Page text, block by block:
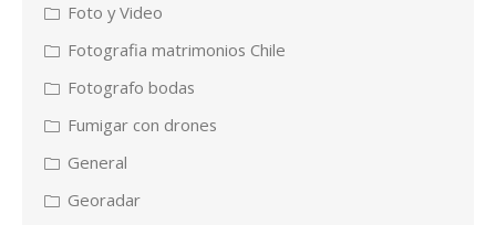
Foto y Video
Fotografia matrimonios Chile
Fotografo bodas
Fumigar con drones
General
Georadar